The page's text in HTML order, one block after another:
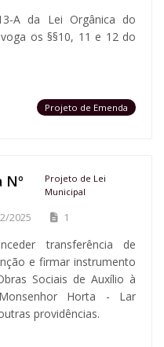
A da Lei Orgânica do
os §§10, 11 e 12 do
Projeto de Emenda
Nº
Projeto de Lei
Municipal
2025 1
transferência de
e firmar instrumento
Sociais de Auxílio à
Horta - Lar
providências.